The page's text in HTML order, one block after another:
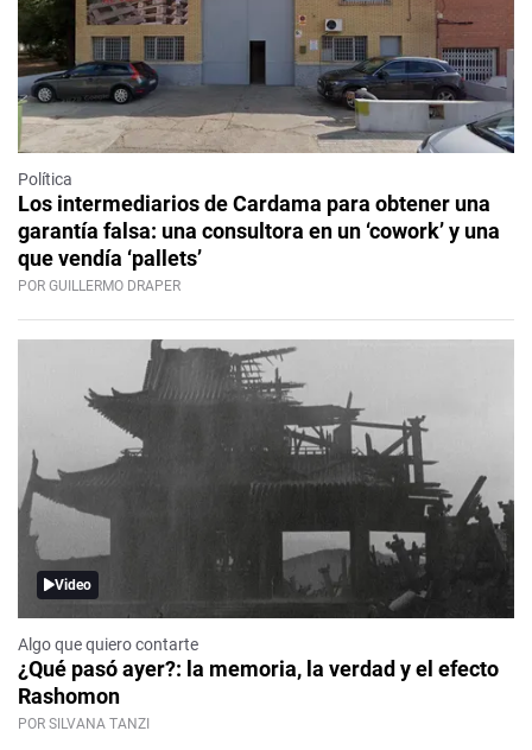
Política
Los intermediarios de Cardama para obtener una
garantía falsa: una consultora en un ‘cowork’ y una
que vendía ‘pallets’
POR GUILLERMO DRAPER
Video
Algo que quiero contarte
¿Qué pasó ayer?: la memoria, la verdad y el efecto
Rashomon
POR SILVANA TANZI